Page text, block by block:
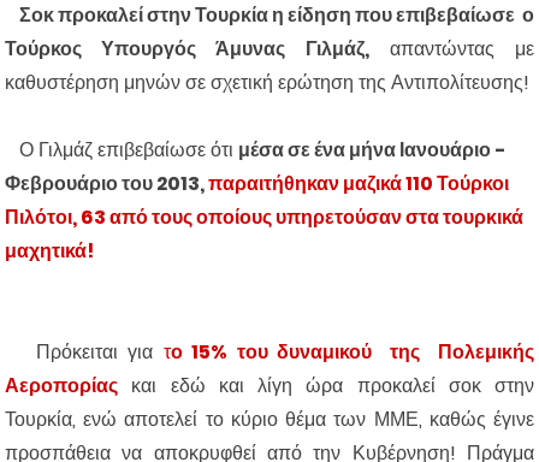
Σοκ προκαλεί στην Τουρκία η είδηση που επιβεβαίωσε ο
Τούρκος Υπουργός Άμυνας Γιλμάζ,απαντώντας με
καθυστέρηση μηνών σε σχετική ερώτηση της Αντιπολίτευσης!
Ο Γιλμάζ επιβεβαίωσε ότι μέσα σε ένα μήνα Ιανουάριο -
Φεβρουάριο του 2013,παραιτήθηκαν μαζικά110 Τούρκοι
Πιλότοι, 63 από τους οποίους υπηρετούσαν στα τουρκικά
μαχητικά!
Πρόκειται για το 15% του δυναμικού της Πολεμικής
Αεροπορίας και εδώ και λίγη ώρα προκαλεί σοκ στην
Τουρκία, ενώ αποτελεί το κύριο θέμα των ΜΜΕ, καθώς έγινε
προσπάθεια να αποκρυφθεί από την Κυβέρνηση! Πράγμα